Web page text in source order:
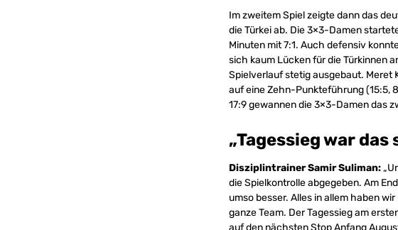
Im zweitem Spiel zeigte dann das
die Türkei ab. Die 3×3-Damen
Minuten mit 7:1. Auch defensiv
sich kaum Lücken für die Türkinnen
Spielverlauf stetig ausgebaut. Meret
auf eine Zehn-Punkteführung (15:5,
17:9 gewannen die 3×3-Damen das
„Tagessieg war
Disziplintrainer Samir Suliman:
die Spielkontrolle abgegeben. Am
umso besser. Alles in allem haben
ganze Team. Der Tagessieg am
auf den nächsten Stop Anfang